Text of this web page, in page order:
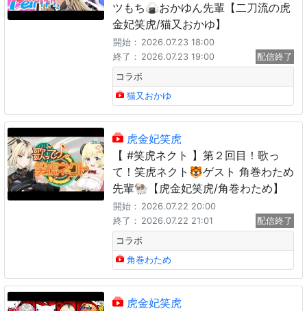
ツもち🍙おかゆん先輩【二刀流の虎
金妃笑虎/猫又おかゆ】
開始： 2026.07.23 18:00
終了： 2026.07.23 19:00
配信終了
コラボ
猫又おかゆ
虎金妃笑虎
【 #笑虎ネクト 】第２回目！歌っ
て！笑虎ネクト🐯ゲスト 角巻わため
先輩🐏【虎金妃笑虎/角巻わため】
開始： 2026.07.22 20:00
終了： 2026.07.22 21:01
配信終了
コラボ
角巻わため
虎金妃笑虎